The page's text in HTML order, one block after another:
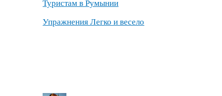
Туристам в Румынии
Упражнения Легко и весело